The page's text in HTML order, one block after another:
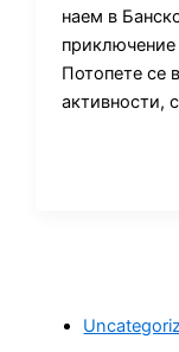
наем в
Потопете се
активности,